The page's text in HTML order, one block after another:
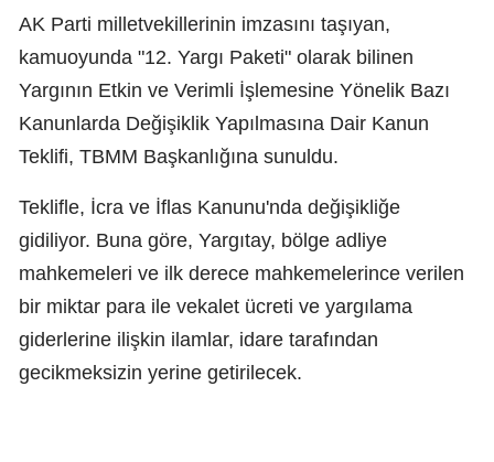
AK Parti milletvekillerinin imzasını taşıyan,
kamuoyunda "12. Yargı Paketi" olarak bilinen
Yargının Etkin ve Verimli İşlemesine Yönelik Bazı
Kanunlarda Değişiklik Yapılmasına Dair Kanun
Teklifi, TBMM Başkanlığına sunuldu.
Teklifle, İcra ve İflas Kanunu'nda değişikliğe
gidiliyor. Buna göre, Yargıtay, bölge adliye
mahkemeleri ve ilk derece mahkemelerince verilen
bir miktar para ile vekalet ücreti ve yargılama
giderlerine ilişkin ilamlar, idare tarafından
gecikmeksizin yerine getirilecek.